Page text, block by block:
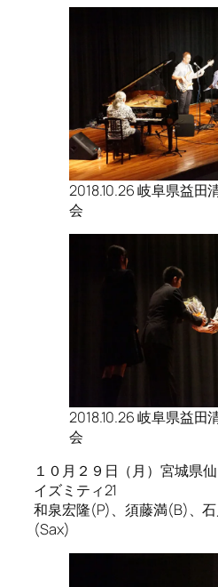
2018.10.26 岐阜県益田
会
2018.10.26 岐阜県益田
会
１０月２９日（月）宮城県
イズミティ21
和泉宏隆(P)、須藤満(B)、
(Sax)